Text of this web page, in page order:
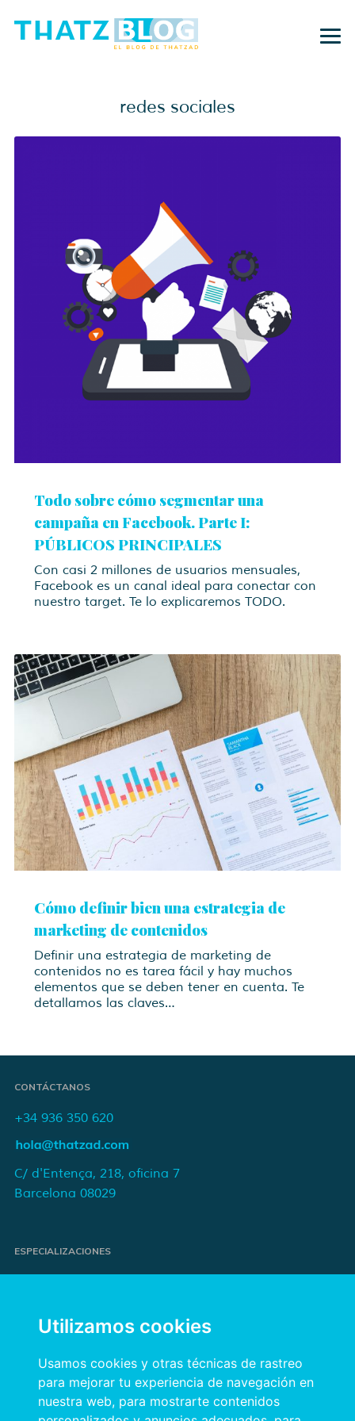
Utilizamos cookies
Usamos cookies y otras técnicas de rastreo
para mejorar tu experiencia de navegación en
nuestra web, para mostrarte contenidos
redes sociales
Todo sobre cómo segmentar una
campaña en Facebook. Parte I:
PÚBLICOS PRINCIPALES
Con casi 2 millones de usuarios mensuales,
Facebook es un canal ideal para conectar con
nuestro target. Te lo explicaremos TODO.
Cómo definir bien una estrategia de
marketing de contenidos
Definir una estrategia de marketing de
contenidos no es tarea fácil y hay muchos
elementos que se deben tener en cuenta. Te
detallamos las claves…
CONTÁCTANOS
+34 936 350 620
C/ d'Entença, 218, oficina 7
Barcelona 08029
ESPECIALIZACIONES
Publicidad online orientada a resultados
INFORMACIÓN